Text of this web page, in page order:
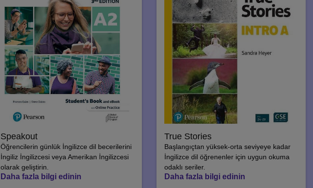
Speakout
Öğrencilerin günlük İngilizce dil becerilerini
İngiliz İngilizcesi veya Amerikan İngilizcesi
olarak geliştirin.
Daha fazla bilgi edinin
True Stories
Başlangıçtan yüksek-orta seviyeye kadar
İngilizce dil öğrenenler için uygun okuma
odaklı seriler.
Daha fazla bilgi edinin